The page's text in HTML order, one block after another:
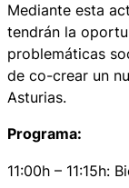
Mediante esta
tendrán la
problemáticas
de co-crear un
Asturias.
Programa:
11:00h – 11:15h: